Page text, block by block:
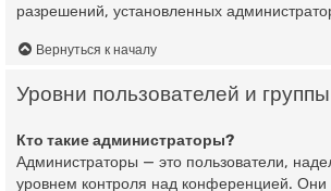
разрешений, установленных
Вернуться к началу
Уровни пользователей и группы
Кто такие администраторы?
Администраторы — это пользователи,
уровнем контроля над конференцией. Они